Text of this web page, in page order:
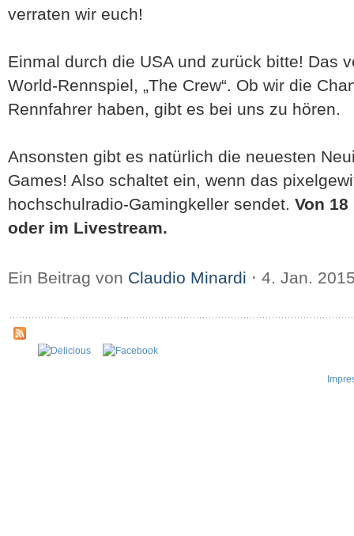
verraten wir euch!
Einmal durch die USA und zurück bitte! Das
World-Rennspiel, „The Crew“. Ob wir die
Rennfahrer haben, gibt es bei uns zu hören.
Ansonsten gibt es natürlich die neuesten
Games! Also schaltet ein, wenn das
hochschulradio-Gamingkeller sendet. Von
oder im Livestream.
Ein Beitrag von Claudio Minardi ⋅ 4. Jan.